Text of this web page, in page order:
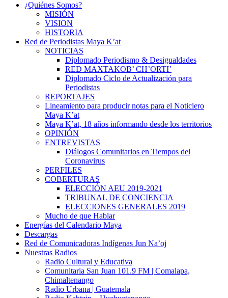
¿Quiénes Somos?
MISIÓN
VISION
HISTORIA
Red de Periodistas Maya K’at
NOTICIAS
Diplomado Periodismo & Desigualdades
RED MAXTAKOB’ CH’ORTI’
Diplomado Ciclo de Actualización para
Periodistas
REPORTAJES
Lineamiento para producir notas para el Noticiero
Maya K’at
Maya K’at, 18 años informando desde los territorios
OPINIÓN
ENTREVISTAS
Diálogos Comunitarios en Tiempos del
Coronavirus
PERFILES
COBERTURAS
ELECCIÓN AEU 2019-2021
TRIBUNAL DE CONCIENCIA
ELECCIONES GENERALES 2019
Mucho de que Hablar
Energías del Calendario Maya
Descargas
Red de Comunicadoras Indígenas Jun Na’oj
Nuestras Radios
Radio Cultural y Educativa
Comunitaria San Juan 101.9 FM | Comalapa,
Chimaltenango
Radio Urbana | Guatemala